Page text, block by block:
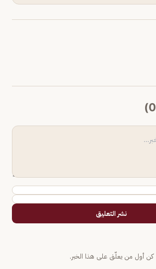
0
)
نشر التعليق
كن أول من يعلّق على هذا الخبر.